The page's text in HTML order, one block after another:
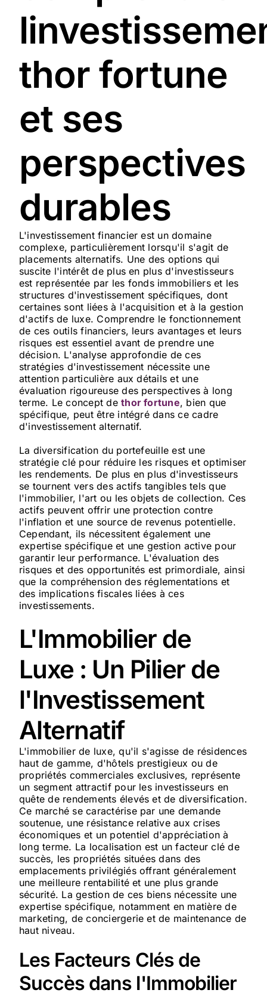
thor fortune
et ses
perspectives
durables
L'investissement financier est un domaine
complexe, particulièrement lorsqu'il s'agit de
placements alternatifs. Une des options qui
suscite l'intérêt de plus en plus d'investisseurs
est représentée par les fonds immobiliers et les
structures d'investissement spécifiques, dont
certaines sont liées à l'acquisition et à la gestion
d'actifs de luxe. Comprendre le fonctionnement
de ces outils financiers, leurs avantages et leurs
risques est essentiel avant de prendre une
décision. L'analyse approfondie de ces
stratégies d'investissement nécessite une
attention particulière aux détails et une
évaluation rigoureuse des perspectives à long
terme. Le concept dethor fortune, bien que
spécifique, peut être intégré dans ce cadre
d'investissement alternatif.
La diversification du portefeuille est une
stratégie clé pour réduire les risques et optimiser
les rendements. De plus en plus d'investisseurs
se tournent vers des actifs tangibles tels que
l'immobilier, l'art ou les objets de collection. Ces
actifs peuvent offrir une protection contre
l'inflation et une source de revenus potentielle.
Cependant, ils nécessitent également une
expertise spécifique et une gestion active pour
garantir leur performance. L'évaluation des
risques et des opportunités est primordiale, ainsi
que la compréhension des réglementations et
des implications fiscales liées à ces
investissements.
L'Immobilier de
Luxe : Un Pilier de
l'Investissement
Alternatif
L'immobilier de luxe, qu'il s'agisse de résidences
haut de gamme, d'hôtels prestigieux ou de
propriétés commerciales exclusives, représente
un segment attractif pour les investisseurs en
quête de rendements élevés et de diversification.
Ce marché se caractérise par une demande
soutenue, une résistance relative aux crises
économiques et un potentiel d'appréciation à
long terme. La localisation est un facteur clé de
succès, les propriétés situées dans des
emplacements privilégiés offrant généralement
une meilleure rentabilité et une plus grande
sécurité. La gestion de ces biens nécessite une
expertise spécifique, notamment en matière de
marketing, de conciergerie et de maintenance de
haut niveau.
Les Facteurs Clés de
Succès dans l'Immobilier